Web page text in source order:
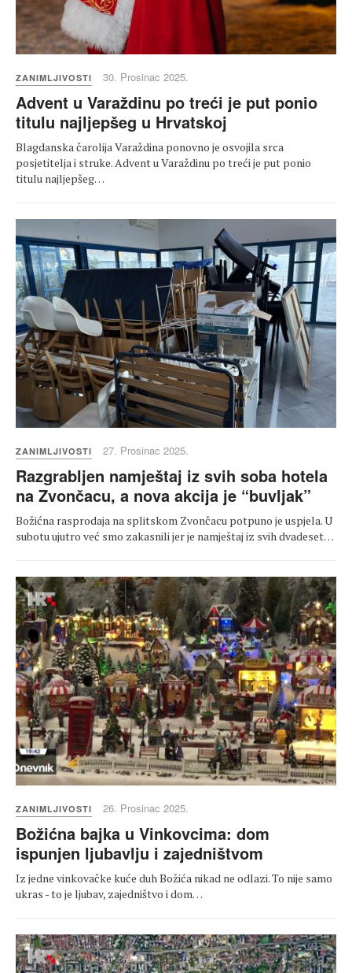
ZANIMLJIVOSTI 30. Prosinac 2025.
Advent u Varaždinu po treći je put ponio
titulu najljepšeg u Hrvatskoj
Blagdanska čarolija Varaždina ponovno je osvojila srca
posjetitelja i struke. Advent u Varaždinu po treći je put ponio
titulu najljepšeg…
ZANIMLJIVOSTI 27. Prosinac 2025.
Razgrabljen namještaj iz svih soba hotela
na Zvončacu, a nova akcija je “buvljak”
Božićna rasprodaja na splitskom Zvončacu potpuno je uspjela. U
subotu ujutro već smo zakasnili jer je namještaj iz svih dvadeset…
ZANIMLJIVOSTI 26. Prosinac 2025.
Božićna bajka u Vinkovcima: dom
ispunjen ljubavlju i zajedništvom
Iz jedne vinkovačke kuće duh Božića nikad ne odlazi. To nije samo
ukras - to je ljubav, zajedništvo i dom…